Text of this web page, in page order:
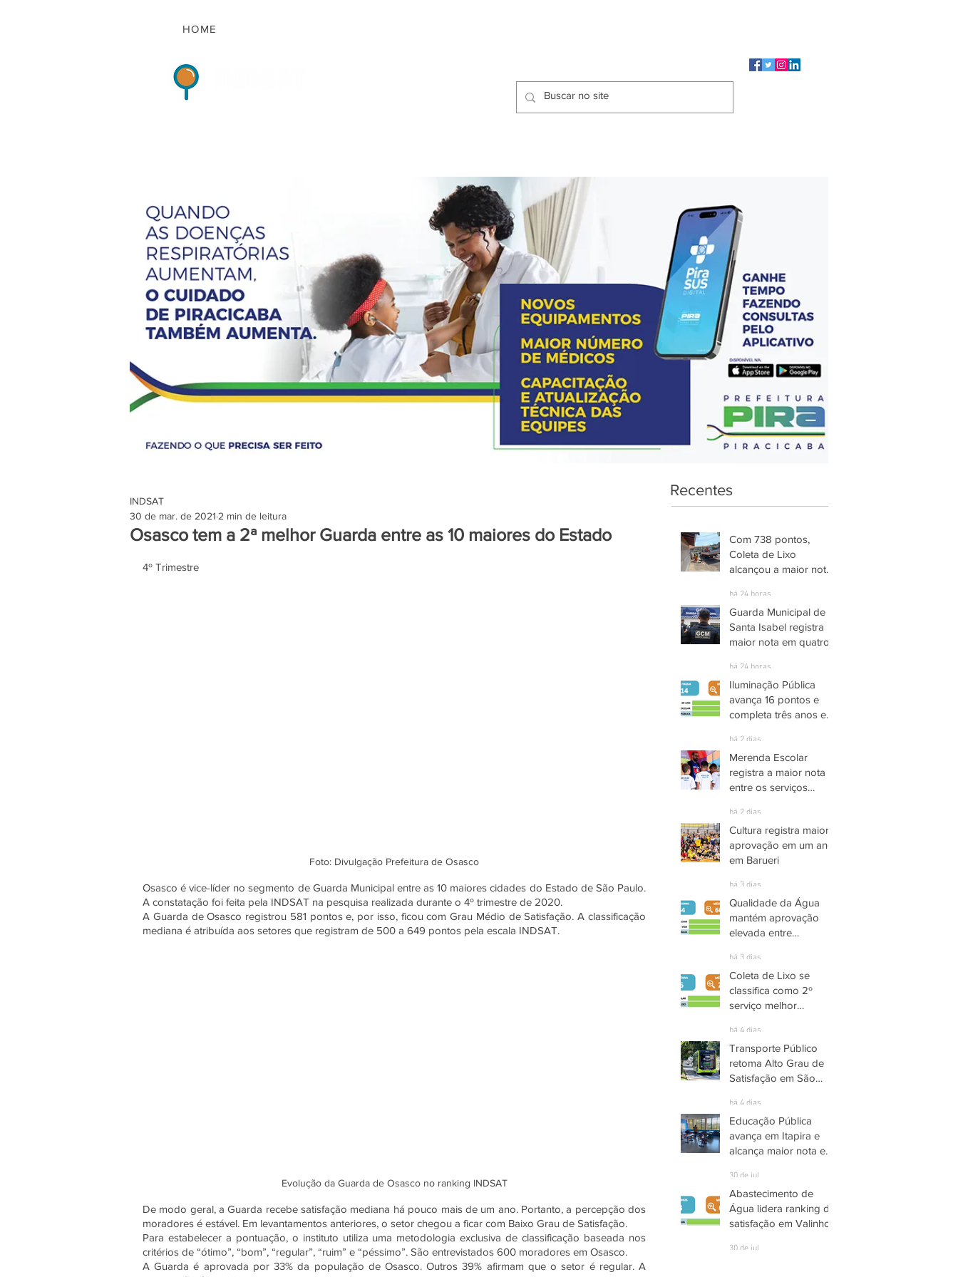
HOME
Osasco tem a 2ª melhor Guarda entre as 10 maiores do Estado
INDSAT
30 de mar. de 2021 2 min de leitura
4º Trimestre
Foto: Divulgação Prefeitura de Osasco
Osasco é vice-líder no segmento de Guarda Municipal entre as 10 maiores cidades do Estado de São Paulo.
A constatação foi feita pela INDSAT na pesquisa realizada durante o 4º trimestre de 2020.
A Guarda de Osasco registrou 581 pontos e, por isso, ficou com Grau Médio de Satisfação. A classificação
mediana é atribuída aos setores que registram de 500 a 649 pontos pela escala INDSAT.
Evolução da Guarda de Osasco no ranking INDSAT
De modo geral, a Guarda recebe satisfação mediana há pouco mais de um ano. Portanto, a percepção dos
moradores é estável. Em levantamentos anteriores, o setor chegou a ficar com Baixo Grau de Satisfação.
Para estabelecer a pontuação, o instituto utiliza uma metodologia exclusiva de classificação baseada nos
critérios de “ótimo”, “bom”, “regular”, “ruim” e “péssimo”. São entrevistados 600 moradores em Osasco.
A Guarda é aprovada por 33% da população de Osasco. Outros 39% afirmam que o setor é regular. A
Recentes
Com 738 pontos,
Coleta de Lixo
alcançou a maior nota
avaliados em
Piracicaba
há 24 horas
Guarda Municipal de
Santa Isabel registra
maior nota em quatro
INDSAT
há 24 horas
Iluminação Pública
avança 16 pontos e
completa três anos em
Satisfação em
Itaquaquecetuba
há 2 dias
Merenda Escolar
registra a maior nota
entre os serviços
há 2 dias
Cultura registra maior
aprovação em um ano
em Barueri
há 3 dias
Qualidade da Água
mantém aprovação
elevada entre
há 3 dias
Coleta de Lixo se
classifica como 2º
serviço melhor
de Parnaíba
há 4 dias
Transporte Público
retoma Alto Grau de
Satisfação em São
há 4 dias
Educação Pública
avança em Itapira e
alcança maior nota em
30 de jul.
Abastecimento de
Água lidera ranking de
satisfação em Valinhos
30 de jul.